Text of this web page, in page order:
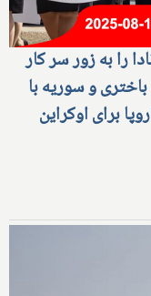
را به زور سر کار
و سوریه با
برای اوکراین